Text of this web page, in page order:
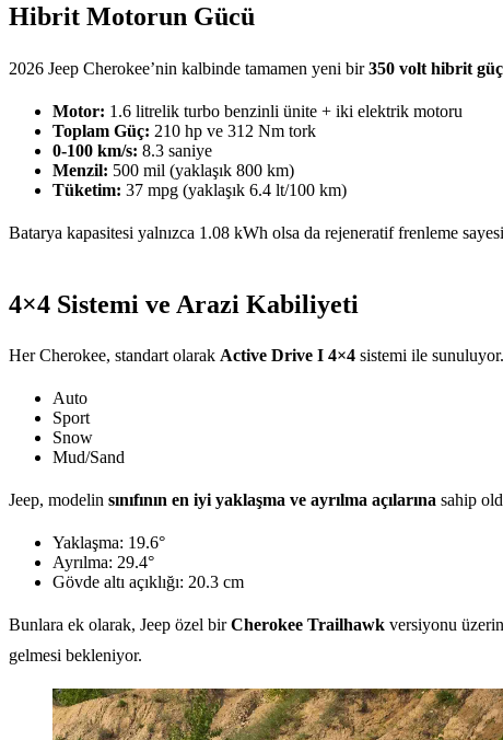
Hibrit Motorun Gücü
2026 Jeep Cherokee’nin kalbinde tamamen yeni bir350 volt hibrit
Motor: 1.6 litrelik turbo benzinli ünite + iki elektrik motoru
Toplam Güç: 210 hp ve 312 Nm tork
0-100 km/s: 8.3 saniye
Menzil: 500 mil (yaklaşık 800 km)
Tüketim: 37 mpg (yaklaşık 6.4 lt/100 km)
Batarya kapasitesi yalnızca 1.08 kWh olsa da rejeneratif frenleme
4×4 Sistemi ve Arazi Kabiliyeti
Her Cherokee, standart olarak Active Drive I 4×4 sistemi ile
Auto
Sport
Snow
Mud/Sand
Jeep, modelin sınıfının en iyi yaklaşma ve ayrılma açılarına sahip
Yaklaşma: 19.6°
Ayrılma: 29.4°
Gövde altı açıklığı: 20.3 cm
Bunlara ek olarak, Jeep özel birCherokee Trailhawk versiyonu
gelmesi bekleniyor.